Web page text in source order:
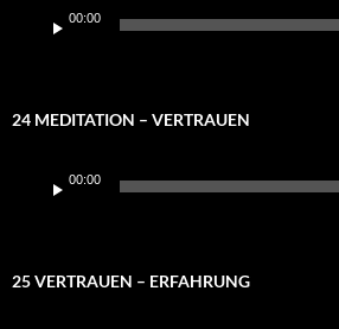
Player
00:00
24 MEDITATION – VERTRAUEN
Player
00:00
25 VERTRAUEN – ERFAHRUNG